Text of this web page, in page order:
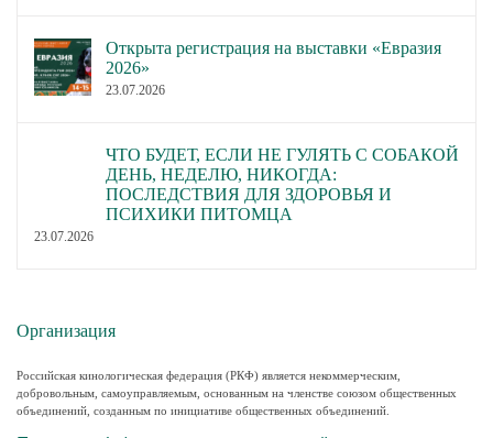
Открыта регистрация на выставки «Евразия
2026»
23.07.2026
ЧТО БУДЕТ, ЕСЛИ НЕ ГУЛЯТЬ С СОБАКОЙ
ДЕНЬ, НЕДЕЛЮ, НИКОГДА:
ПОСЛЕДСТВИЯ ДЛЯ ЗДОРОВЬЯ И
ПСИХИКИ ПИТОМЦА
23.07.2026
Организация
Российская кинологическая федерация (РКФ) является некоммерческим,
добровольным, самоуправляемым, основанным на членстве союзом общественных
объединений, созданным по инициативе общественных объединений.